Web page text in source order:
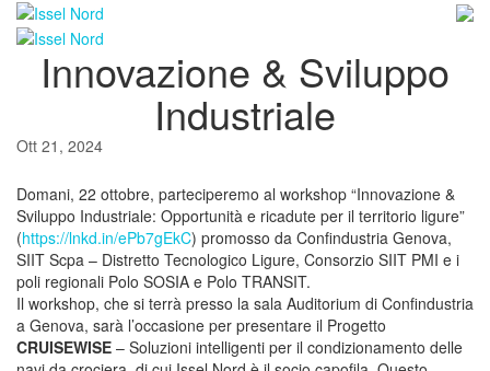
Salta
contenutoInnovazione & Sviluppo
Industriale
Ott 21, 2024
Domani, 22 ottobre, parteciperemo al workshop “Innovazione &
Sviluppo Industriale: Opportunità e ricadute per il territorio ligure”
(https://lnkd.in/ePb7gEkC) promosso da Confindustria Genova,
SIIT Scpa – Distretto Tecnologico Ligure, Consorzio SIIT PMI e i
poli regionali Polo SOSIA e Polo TRANSIT.
Il workshop, che si terrà presso la sala Auditorium di Confindustria
a Genova, sarà l’occasione per presentare il Progetto
CRUISEWISE – Soluzioni intelligenti per il condizionamento delle